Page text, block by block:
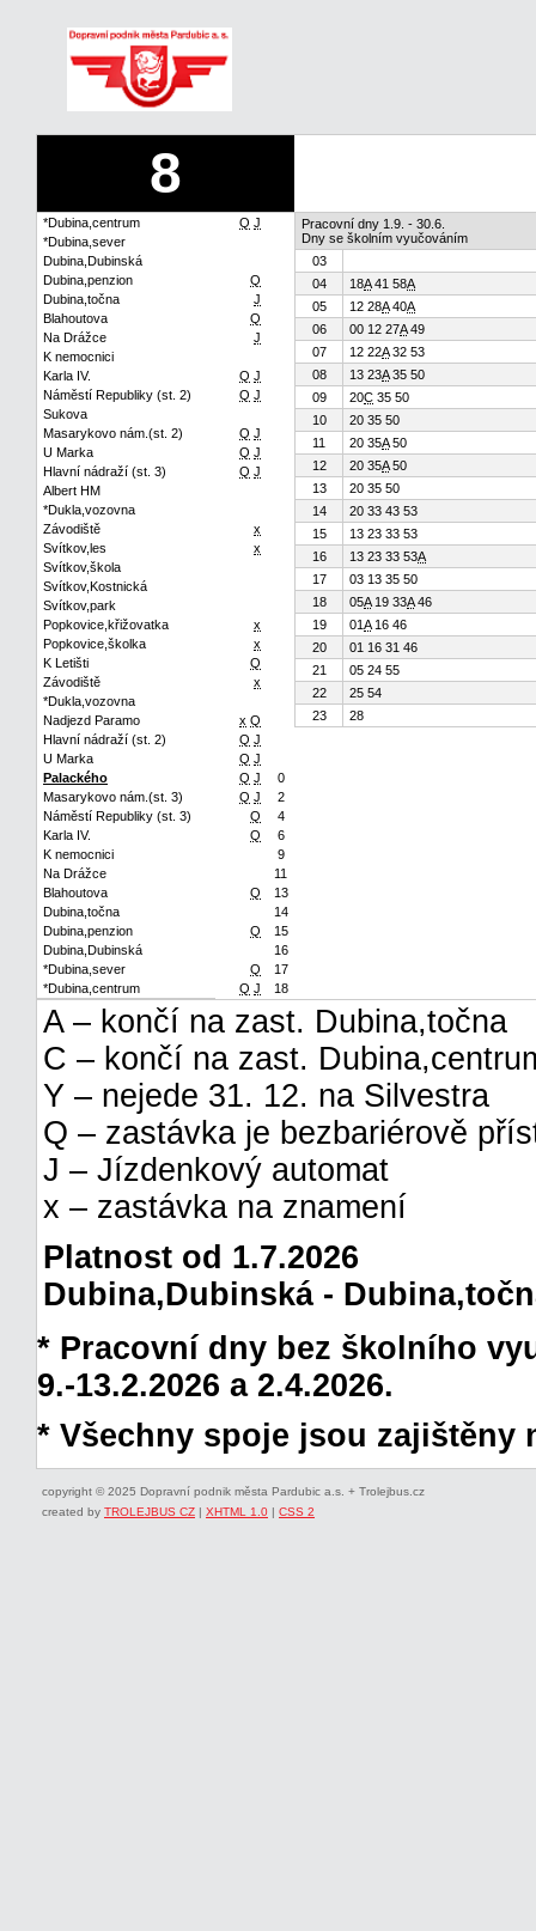
8
*Dubina,centrum Q J
*Dubina,sever
Dubina,Dubinská
Dubina,penzion
Q
Dubina,točna
J
Blahoutova
Q
Na Drážce
J
K nemocnici
Karla IV.
Q J
Náměstí Republiky (st. 2)
Q J
Sukova
Masarykovo nám.(st. 2)
Q J
U Marka
Q J
Hlavní nádraží (st. 3)
Q J
Albert HM
*Dukla,vozovna
Závodiště
x
Svítkov,les
x
Svítkov,škola
Svítkov,Kostnická
Svítkov,park
Popkovice,křižovatka
x
Popkovice,školka
x
K Letišti
Q
Závodiště
x
*Dukla,vozovna
Nadjezd Paramo
x Q
Hlavní nádraží (st. 2)
Q J
U Marka
Q J
Palackého
Q J
0
Masarykovo nám.(st. 3)
Q J
2
Náměstí Republiky (st. 3)
Q
4
Karla IV.
Q
6
K nemocnici
9
Na Drážce
11
Blahoutova
Q
13
Dubina,točna
14
Dubina,penzion
Q
15
Dubina,Dubinská
16
*Dubina,sever
Q
17
*Dubina,centrum
Q J 18
Pracovní dny 1.9. - 30.6.
Dny se školním vyučováním
03
04
18A41 58A
05
12 28A40A
06
00 12 27A49
07
12 22A32 53
08
13 23A35 50
09
20C 35 50
10
20 35 50
11
20 35A50
12
20 35A50
13
20 35 50
14
20 33 43 53
15
13 23 33 53
16
13 23 33 53A
17
03 13 35 50
18
05A19 33A46
19
01A16 46
20
01 16 31 46
21
05 24 55
22
25 54
23
28
A – končí na zast. Dubina,točna
C – končí na zast.
Y – nejede 31. 12. na Silvestra
Q – zastávka je bezbariérově
J – Jízdenkový automat
x – zastávka na znamení
Platnost od 1.7.2026
Dubina,Dubinská -
* Pracovní dny bez školního
9.-13.2.2026 a 2.4.2026.
* Všechny spoje jsou zajištěny
copyright © 2025 Dopravní podnik města Pardubic a.s. + Trolejbus.cz
created by TROLEJBUS CZ | XHTML 1.0 | CSS 2